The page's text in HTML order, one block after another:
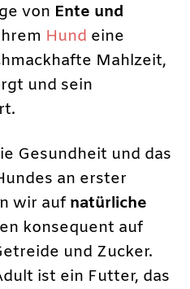
von Ente und
Hund eine
Mahlzeit,
und sein
Gesundheit und das
an erster
wir auf natürliche
konsequent auf
und Zucker.
ist ein Futter, das